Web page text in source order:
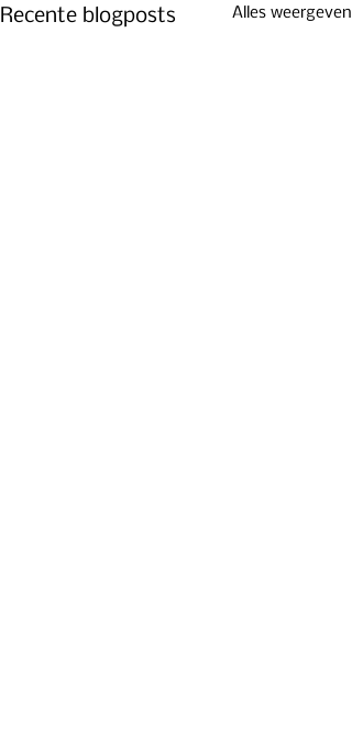
Recente blogposts Alles weergeven